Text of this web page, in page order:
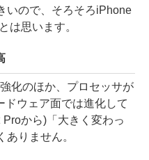
いので、そろそろiPhone
は思います。
化のほか、プロセッサが
ドウェア面では進化して
から)「大きく変わっ
りません。